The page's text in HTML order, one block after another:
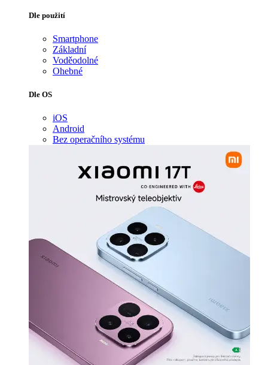
Dle použití
Smartphone
Základní
Voděodolné
Ohebné
Dle OS
iOS
Android
Bez operačního systému